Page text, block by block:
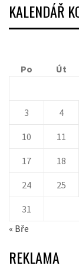
KALENDÁŘ
Po
Út
3 4
10 11
17 18
24 25
31
« Bře
REKLAMA